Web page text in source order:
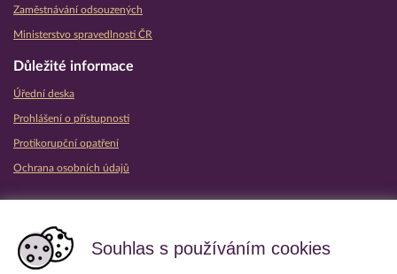
Souhlas s používáním cookies
Zaměstnávání odsouzených
Ministerstvo spravedlnosti ČR
Důležité informace
Úřední deska
Prohlášení o přístupnosti
Protikorupční opatření
Ochrana osobních údajů